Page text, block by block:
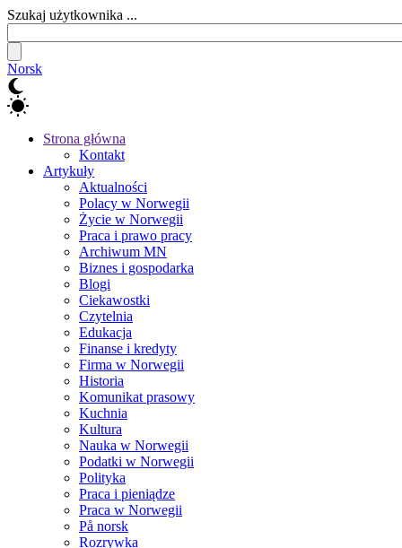
Szukaj użytkownika ...
Norsk
Strona główna
Kontakt
Artykuły
Aktualności
Polacy w Norwegii
Życie w Norwegii
Praca i prawo pracy
Archiwum MN
Biznes i gospodarka
Blogi
Ciekawostki
Czytelnia
Edukacja
Finanse i kredyty
Firma w Norwegii
Historia
Komunikat prasowy
Kuchnia
Kultura
Nauka w Norwegii
Podatki w Norwegii
Polityka
Praca i pieniądze
Praca w Norwegii
På norsk
Rozrywka